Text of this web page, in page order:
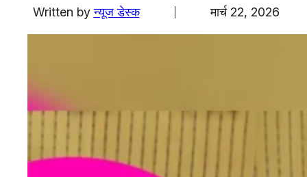
करियर
अंतरराष्ट्रीय
Facebook
Instagram
X
Written by न्यूज डेस्क मार्च 22, 2026